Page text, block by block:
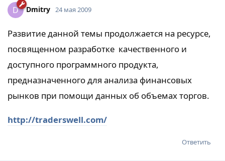
D Dmitry 24 мая 2009
Развитие данной темы продолжается на ресурсе,
посвященном разработке качественного и
доступного программного продукта,
предназначенного для анализа финансовых
рынков при помощи данных об объемах торгов.
http://traderswell.com/
Ответить